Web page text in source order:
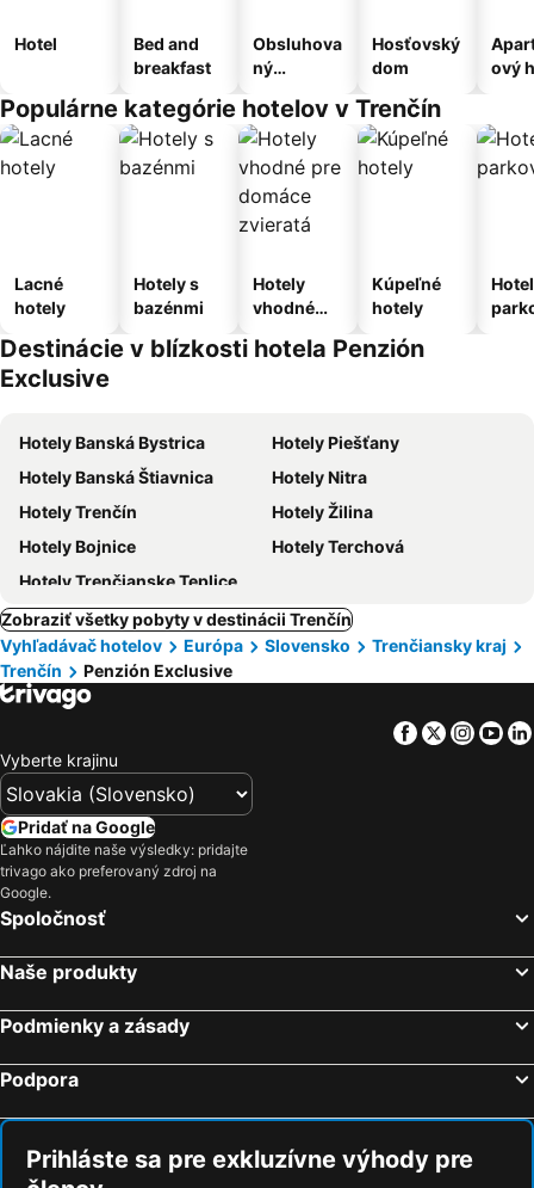
Hotel
Bed and
breakfast
Obsluhova
ný
Hosťovský
dom
ový
Populárne kategórie hotelov v Trenčín
Lacné
hotely
Hotely s
bazénmi
Hotely
vhodné
domáce
Kúpeľné
hotely
Destinácie v blízkosti hotela Penzión
Exclusive
Hotely Banská Bystrica
Hotely Piešťany
Hotely Banská Štiavnica
Hotely Nitra
Hotely Trenčín
Hotely Žilina
Hotely Bojnice
Hotely Terchová
Hotely Trenčianske Teplice
Zobraziť všetky pobyty v destinácii Trenčín
Vyhľadávač hotelov
Európa Slovensko
Trenčiansky kraj
Trenčín
Penzión Exclusive
Facebook
Twitter
Vyberte krajinu
Pridať na Google
Ľahko nájdite naše výsledky: pridajte
trivago ako preferovaný zdroj na
Google.
Spoločnosť
Naše produkty
Podmienky a zásady
Podpora
Prihláste sa pre exkluzívne výhody pre